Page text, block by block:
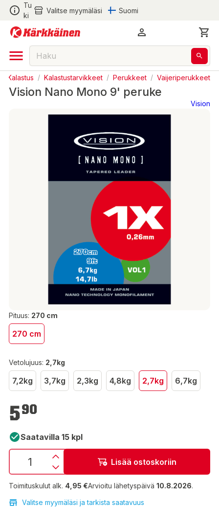
Tu
ki
Valitse myymäläsi Suomi
Kalastus / Kalastustarvikkeet / Perukkeet / Vaijeriperukkeet
Vision Nano Mono 9' peruke
Vision
Pituus: 270 cm
270 cm
Vetolujuus: 2,7kg
7,2kg 3,7kg 2,3kg 4,8kg 2,7kg 6,7kg
5,90 €
590
Saatavilla 15 kpl
Lisää ostoskoriin
Toimituskulut alk. 4,95 €Arvioitu lähetyspäivä 10.8.2026.
Valitse myymäläsi ja tarkista saatavuus